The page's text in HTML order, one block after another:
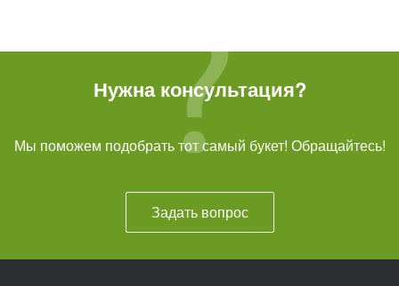
Нужна консультация?
Мы поможем подобрать тот самый букет! Обращайтесь!
Задать вопрос